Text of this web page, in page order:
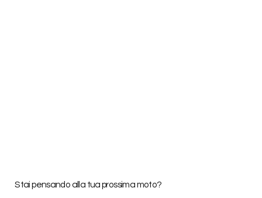
Stai pensando alla tua prossima moto?